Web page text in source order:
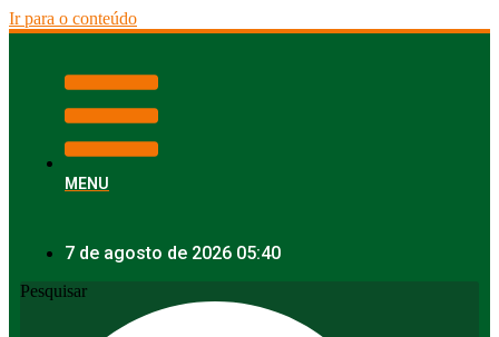
Ir para o conteúdo
MENU
7 de agosto de 2026 05:40
Pesquisar